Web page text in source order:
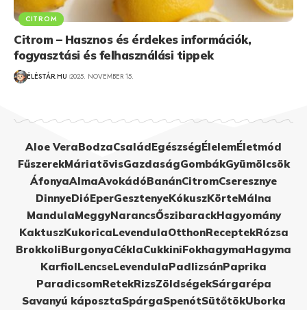
CITROM
Citrom – Hasznos és érdekes információk,
fogyasztási és felhasználási tippek
ÉLÉSTÁR.HU 2025. NOVEMBER 15.
Aloe VeraBodzaCsaládEgészségÉlelemÉletmód
FűszerekMáriatövisGazdaságGombákGyümölcsök
ÁfonyaAlmaAvokádóBanánCitromCseresznye
DinnyeDióEperGesztenyeKókuszKörteMálna
MandulaMeggyNarancsŐszibarackHagyomány
KaktuszKukoricaLevendulaOtthonReceptekRózsa
BrokkoliBurgonyaCéklaCukkiniFokhagymaHagyma
KarfiolLencseLevendulaPadlizsánPaprika
ParadicsomRetekRizsZöldségekSárgarépa
Savanyú káposztaSpárgaSpenótSütőtökUborka